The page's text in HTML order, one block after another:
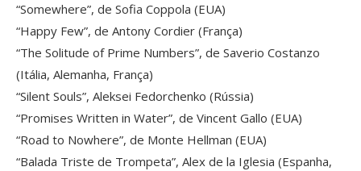
“Somewhere”, de Sofia Coppola (EUA)
“Happy Few”, de Antony Cordier (França)
“The Solitude of Prime Numbers”, de Saverio Costanzo
(Itália, Alemanha, França)
“Silent Souls”, Aleksei Fedorchenko (Rússia)
“Promises Written in Water”, de Vincent Gallo (EUA)
“Road to Nowhere”, de Monte Hellman (EUA)
“Balada Triste de Trompeta”, Alex de la Iglesia (Espanha,